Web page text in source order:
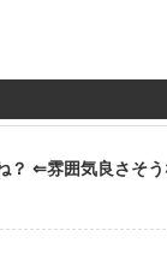
？ ⇐雰囲気良さそ